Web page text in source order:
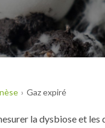
Gaz expiré
la dysbiose et